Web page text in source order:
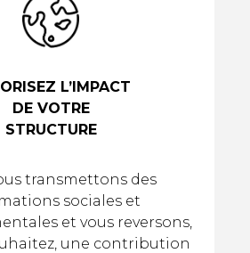
L’IMPACT
DE VOTRE
STRUCTURE
transmettons des
sociales et
et vous reversons,
une contribution